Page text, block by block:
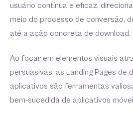
usuário contínua e eficaz,
meio do processo de conversão,
até a ação concreta de download.
Ao focar em elementos visuais
persuasivas, as Landing Pages de
aplicativos são ferramentas
bem-sucedida de aplicativos